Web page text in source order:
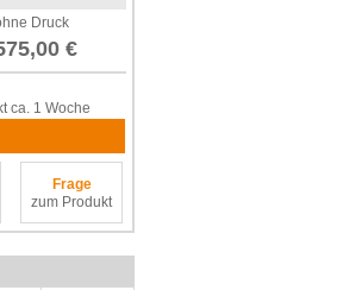
Druck
€
ca. 1 Woche
Frage
zum Produkt